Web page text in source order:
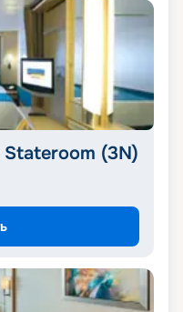
(3N)